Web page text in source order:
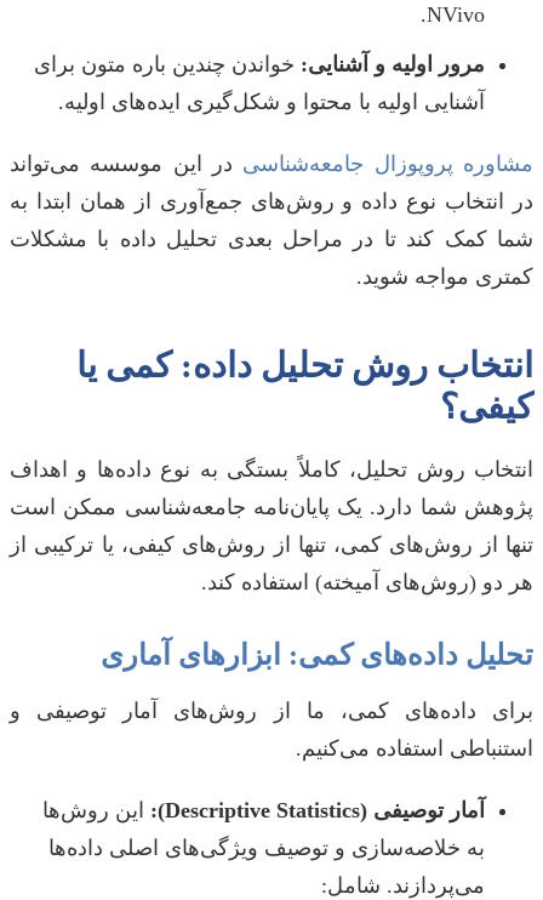
NVivo.
مرور اولیه و آشنایی: خواندن چندین باره متون برای
آشنایی اولیه با محتوا و شکل‌گیری ایده‌های اولیه.
مشاوره پروپوزال جامعه‌شناسی در این موسسه می‌تواند
در انتخاب نوع داده و روش‌های جمع‌آوری از همان ابتدا به
شما کمک کند تا در مراحل بعدی تحلیل داده با مشکلات
کمتری مواجه شوید.
انتخاب روش تحلیل داده: کمی یا
کیفی؟
انتخاب روش تحلیل، کاملاً بستگی به نوع داده‌ها و اهداف
پژوهش شما دارد. یک پایان‌نامه جامعه‌شناسی ممکن است
تنها از روش‌های کمی، تنها از روش‌های کیفی، یا ترکیبی از
هر دو (روش‌های آمیخته) استفاده کند.
تحلیل داده‌های کمی: ابزارهای آماری
برای داده‌های کمی، ما از روش‌های آمار توصیفی و
استنباطی استفاده می‌کنیم.
آمار توصیفی (Descriptive Statistics):
این روش‌ها
به خلاصه‌سازی و توصیف ویژگی‌های اصلی داده‌ها
می‌پردازند. شامل: